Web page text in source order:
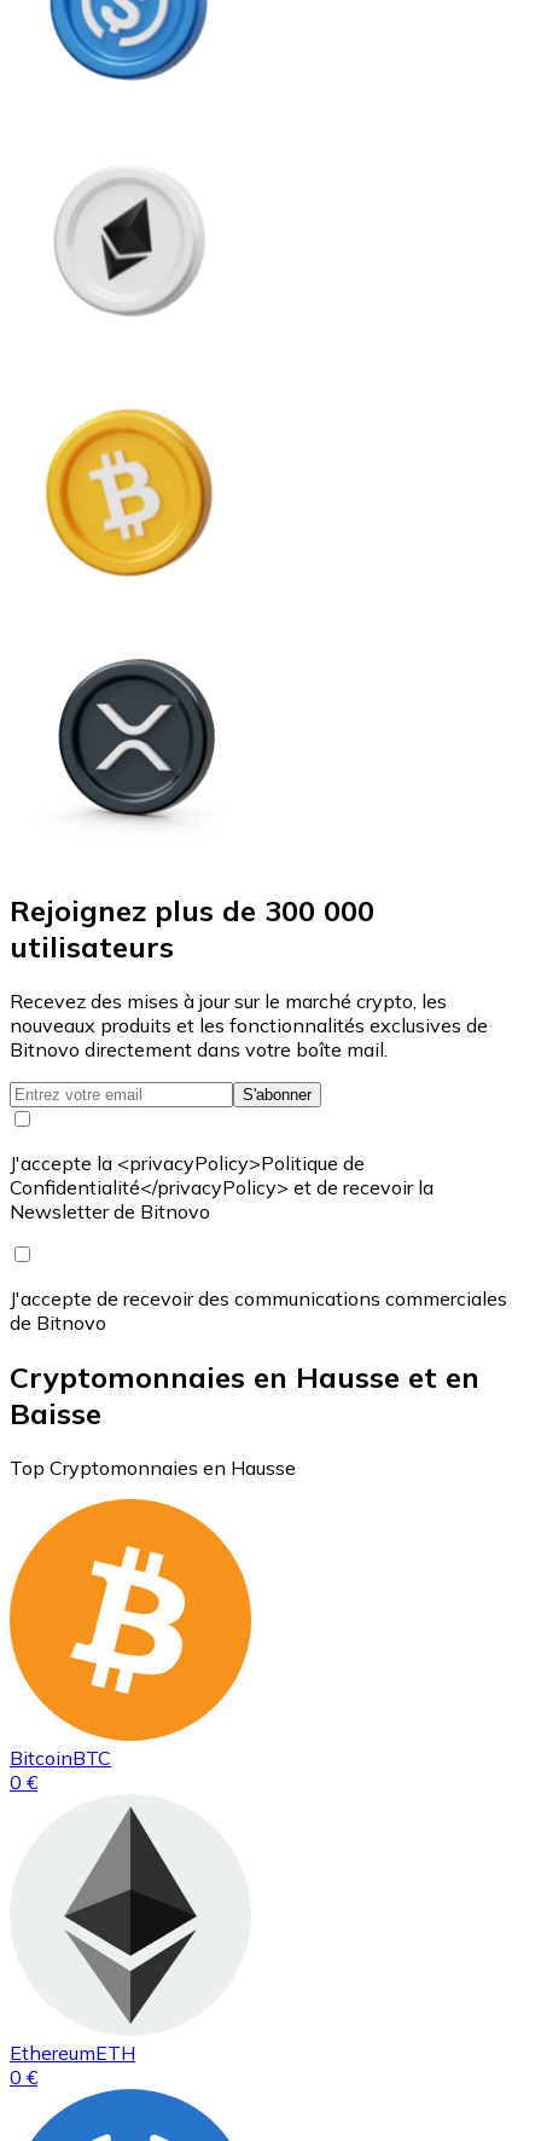
Rejoignez plus de 300 000
utilisateurs
Recevez des mises à jour sur le marché crypto, les
nouveaux produits et les fonctionnalités exclusives de
Bitnovo directement dans votre boîte mail.
S'abonner
J'accepte la <privacyPolicy>Politique de
Confidentialité</privacyPolicy> et de recevoir la
Newsletter de Bitnovo
J'accepte de recevoir des communications commerciales
de Bitnovo
Cryptomonnaies en Hausse et en
Baisse
Top Cryptomonnaies en Hausse
BitcoinBTC
0 €
EthereumETH
0 €